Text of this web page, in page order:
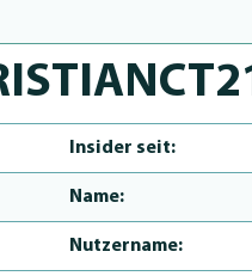
Insider seit:
Name:
Nutzername: